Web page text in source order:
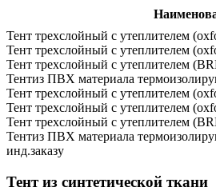
Тент трехслойный с утеплителем
Тент трехслойный с утеплителем
Тент трехслойный с утеплителем
Тентиз ПВХ материала
Тент трехслойный с утеплителем
Тент трехслойный с утеплителем
Тент трехслойный с утеплителем
Тентиз ПВХ материала
инд.заказу
Тент из синтетической ткани